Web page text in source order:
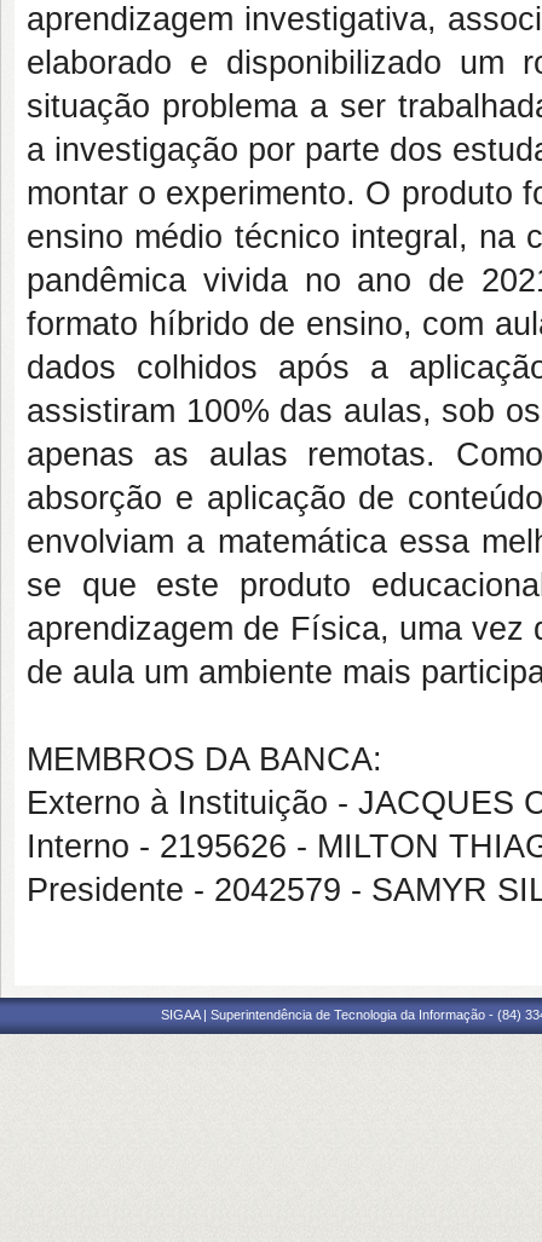
aprendizagem investigativa,
elaborado e disponibilizado um
situação problema a ser
a investigação por parte dos
montar o experimento. O produto
ensino médio técnico integral, na
pandêmica vivida no ano de
formato híbrido de ensino, com
dados colhidos após a
assistiram 100% das aulas, sob
apenas as aulas remotas.
absorção e aplicação de
envolviam a matemática essa
se que este produto
aprendizagem de Física, uma
de aula um ambiente mais
MEMBROS DA BANCA:
Externo à Instituição - JACQUES
Interno - 2195626 - MILTON
Presidente - 2042579 - SAMYR
SIGAA | Superintendência de Tecnologia da Informação - (84)